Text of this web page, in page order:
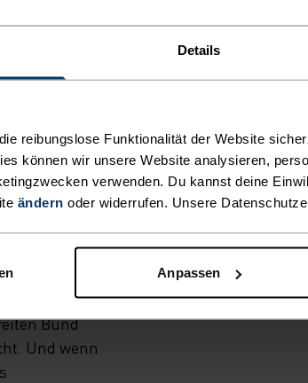
Details
reibungslose Funktionalität der Website
können wir unsere Website analysieren,
verwenden. Du kannst deine
ändern oder widerrufen. Unsere
Anpassen
recyceltem,
für
Diese
du im
Bund
Und wenn